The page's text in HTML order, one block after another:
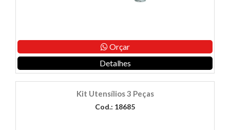
Orçar
Detalhes
Kit Utensílios 3 Peças
Cod.: 18685